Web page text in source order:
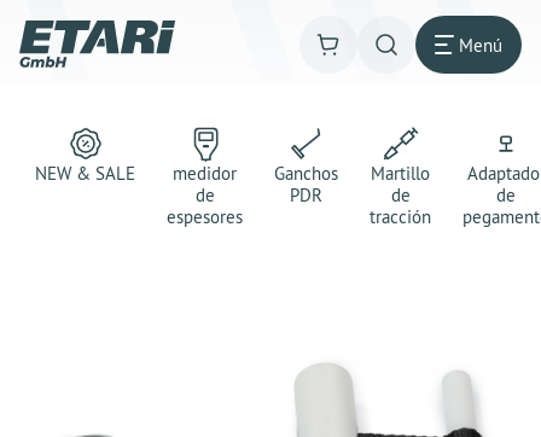
Menú
NEW & SALE
medidor
de
espesores
Ganchos
PDR
Martillo
de
tracción
de